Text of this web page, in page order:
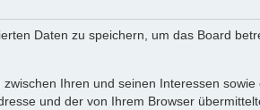
Daten zu speichern, um das Board
Ihren und seinen Interessen sowie
und der von Ihrem Browser